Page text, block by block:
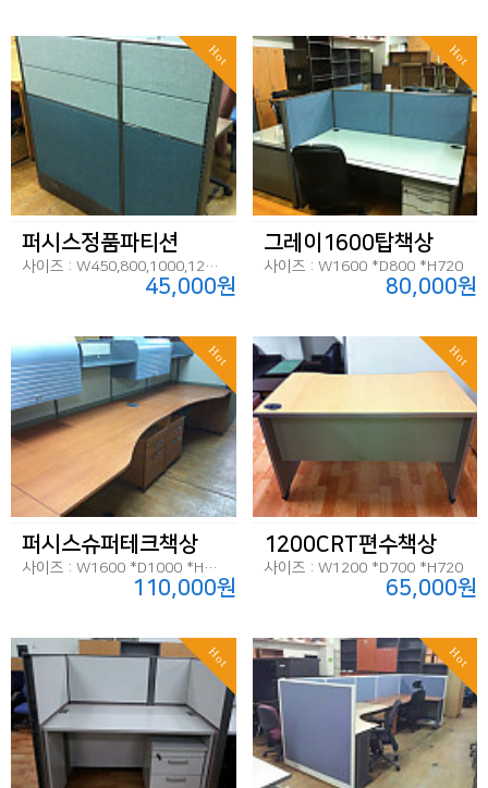
Hot
퍼시스정품파티션
사이즈 : W450,800,1000,1200*H1170
45,000원
Hot
그레이1600탑책상
사이즈 : W1600 *D800 *H720
80,000원
Hot
퍼시스슈퍼테크책상
사이즈 : W1600 *D1000 *H720
110,000원
Hot
1200CRT편수책상
사이즈 : W1200 *D700 *H720
65,000원
Hot Hot